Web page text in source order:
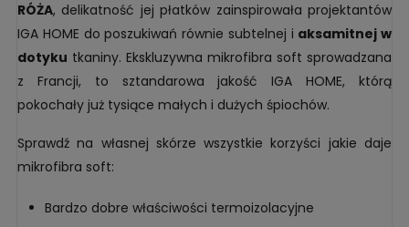
RÓŻA, delikatność jej płatków zainspirowała projektantów
IGA HOME do poszukiwań równie subtelnej i aksamitnej w
dotyku tkaniny. Ekskluzywna mikrofibra soft sprowadzana
z Francji, to sztandarowa jakość IGA HOME, którą
pokochały już tysiące małych i dużych śpiochów.
Sprawdź na własnej skórze wszystkie korzyści jakie daje
mikrofibra soft:
Bardzo dobre właściwości termoizolacyjne